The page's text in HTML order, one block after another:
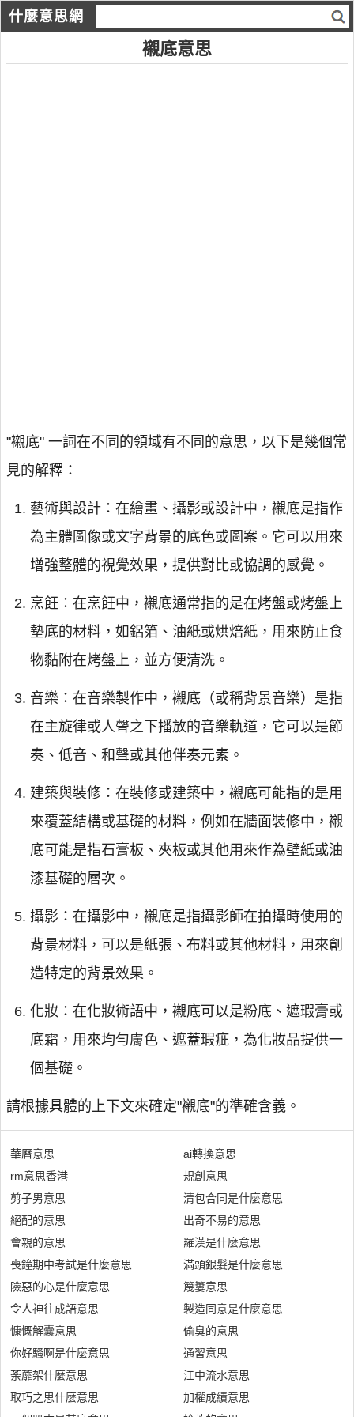
什麼意思網
襯底意思
"襯底" 一詞在不同的領域有不同的意思，以下是幾個常
見的解釋：
藝術與設計：在繪畫、攝影或設計中，襯底是指作
為主體圖像或文字背景的底色或圖案。它可以用來
增強整體的視覺效果，提供對比或協調的感覺。
烹飪：在烹飪中，襯底通常指的是在烤盤或烤盤上
墊底的材料，如鋁箔、油紙或烘焙紙，用來防止食
物黏附在烤盤上，並方便清洗。
音樂：在音樂製作中，襯底（或稱背景音樂）是指
在主旋律或人聲之下播放的音樂軌道，它可以是節
奏、低音、和聲或其他伴奏元素。
建築與裝修：在裝修或建築中，襯底可能指的是用
來覆蓋結構或基礎的材料，例如在牆面裝修中，襯
底可能是指石膏板、夾板或其他用來作為壁紙或油
漆基礎的層次。
攝影：在攝影中，襯底是指攝影師在拍攝時使用的
背景材料，可以是紙張、布料或其他材料，用來創
造特定的背景效果。
化妝：在化妝術語中，襯底可以是粉底、遮瑕膏或
底霜，用來均勻膚色、遮蓋瑕疵，為化妝品提供一
個基礎。
請根據具體的上下文來確定"襯底"的準確含義。
華曆意思
rm意思香港
剪子男意思
絕配的意思
會親的意思
喪鐘期中考試是什麼意思
險惡的心是什麼意思
令人神往成語意思
慷慨解囊意思
你好騷啊是什麼意思
荼蘼架什麼意思
取巧之思什麼意思
ai轉換意思
規創意思
清包合同是什麼意思
出奇不易的意思
羅漢是什麼意思
滿頭銀髮是什麼意思
篾簍意思
製造同意是什麼意思
偷臭的意思
通習意思
江中流水意思
加權成績意思